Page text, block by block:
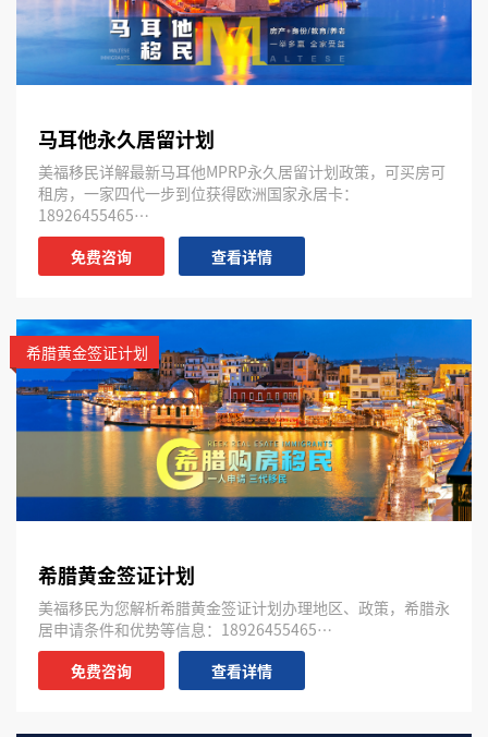
马耳他永久居留计划
美福移民详解最新马耳他MPRP永久居留计划政策，可买房可
租房，一家四代一步到位获得欧洲国家永居卡：
18926455465…
免费咨询
查看详情
希腊黄金签证计划
希腊黄金签证计划
美福移民为您解析希腊黄金签证计划办理地区、政策，希腊永
居申请条件和优势等信息：18926455465…
免费咨询
查看详情